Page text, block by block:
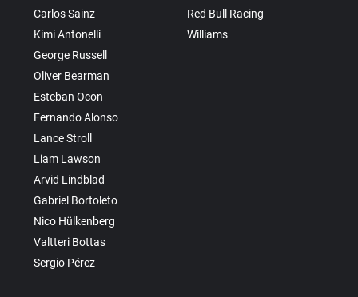
Carlos Sainz
Kimi Antonelli
George Russell
Oliver Bearman
Esteban Ocon
Fernando Alonso
Lance Stroll
Liam Lawson
Arvid Lindblad
Gabriel Bortoleto
Nico Hülkenberg
Valtteri Bottas
Sergio Pérez
Red Bull Racing
Williams